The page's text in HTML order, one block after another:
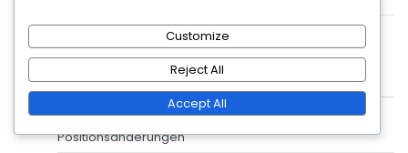
Trainingsstrategien für Trainer mit 4-3-2-1
4-3-2-1 Formation: Positionswechsel, Fluidität,
Positionsänderungen
Customize
Reject All
Accept All